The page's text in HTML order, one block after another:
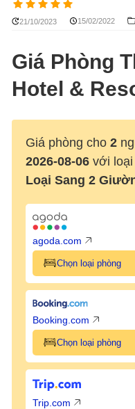
21/10/2023 15/02/2022
Giá Phòng
Hotel &
Giá phòng cho2
2026-08-06 với loại
Loại Sang 2
agoda.com
Chọn loại phòng
Booking.com
Chọn loại phòng
Trip.com